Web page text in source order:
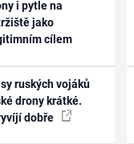
i pytle na
jako
cílem
ruských vojáků
drony krátké.
dobře